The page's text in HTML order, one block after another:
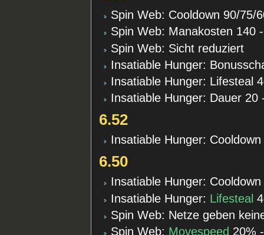
Spin Web: Cooldown 90/75/
Spin Web: Manakosten 140
Spin Web: Sicht reduziert
Insatiable Hunger:
Insatiable Hunger: Lifesteal
Insatiable Hunger: Dauer 20
6.52
Insatiable Hunger:
6.50
Insatiable Hunger:
Insatiable Hunger: Lifesteal
Spin Web: Netze geben
Spin Web: Movespeed 20%